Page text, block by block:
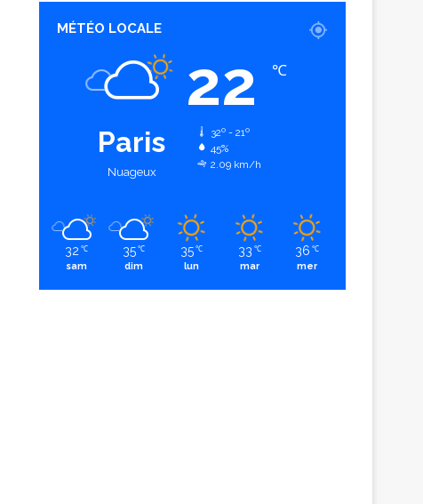
MÉTÉO LOCALE
Paris
Nuageux
22 ℃
32º - 21º
45%
2.09 km/h
32 ℃
sam
35 ℃
dim
35 ℃
lun
33 ℃
mar
36 ℃
mer